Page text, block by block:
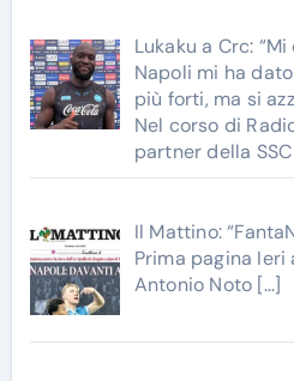
Lukaku a Crc:
Napoli mi ha
più forti, ma si
Nel corso di
partner della SSC
Il Mattino:
Prima pagina
Antonio Noto […]